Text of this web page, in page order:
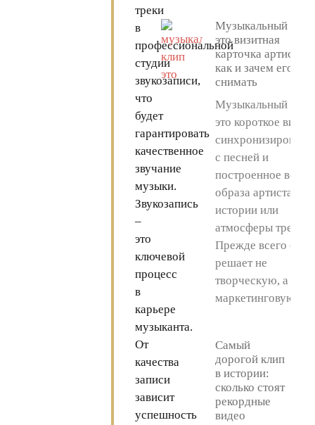
треки
в
профессиональной
студии
звукозаписи,
что
будет
гарантировать
качественное
звучание
музыки.
Звукозапись
–
это
ключевой
процесс
в
карьере
музыканта.
От
качества
записи
зависит
успешность
Музыкальный клип
это визитная
карточка артиста:
как и зачем его
снимать
Музыкальный клип
это короткое видео,
с песней и
построенное
образа артиста,
истории или
атмосферы трека.
Прежде всего он
решает не
творческую, а
маркетинговую
Самый
дорогой клип
в истории:
сколько стоят
рекордные
видео